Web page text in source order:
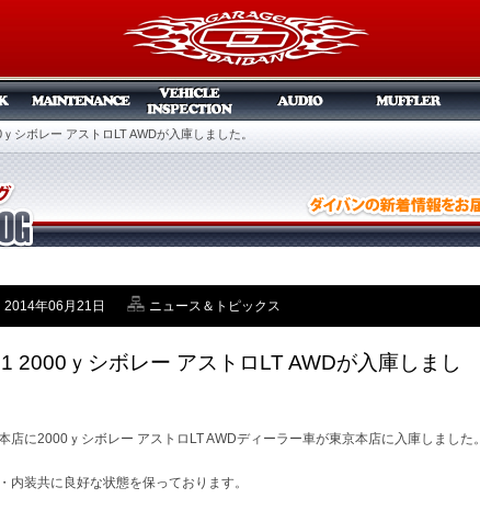
シボレー アストロLT AWDが入庫しました。
2014年06月21日 ニュース＆トピックス
2000ｙシボレー アストロLT AWDが入庫しまし
店に2000ｙシボレー アストロLT AWDディーラー車が東京本店に入庫しました。
内装共に良好な状態を保っております。